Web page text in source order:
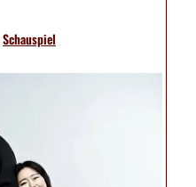
Schauspiel